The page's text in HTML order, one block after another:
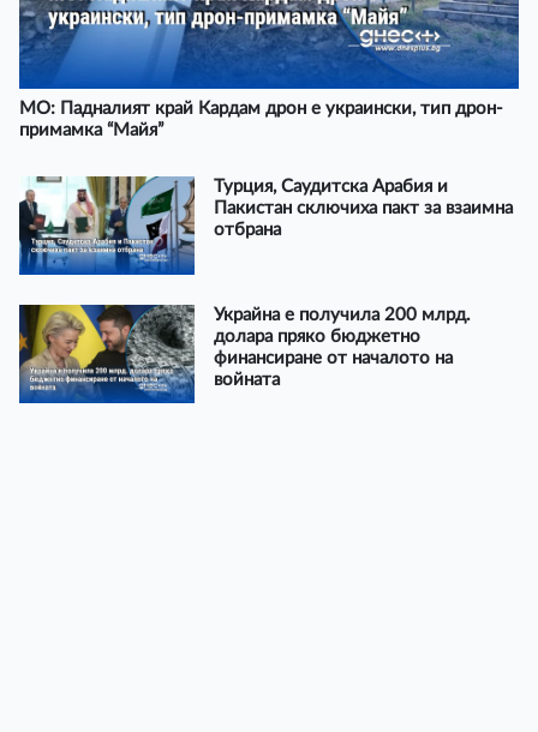
МО: Падналият край Кардам дрон е украински, тип дрон-
примамка “Майя”
Турция, Саудитска Арабия и
Пакистан сключиха пакт за взаимна
отбрана
Украйна е получила 200 млрд.
долара пряко бюджетно
финансиране от началото на
войната